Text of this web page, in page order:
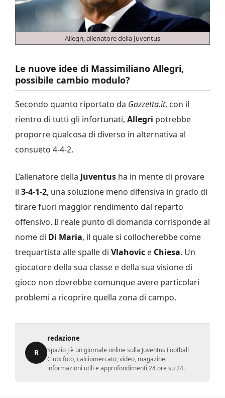
Allegri, allenatore della Juventus
Le nuove idee di Massimiliano Allegri,
possibile cambio modulo?
Secondo quanto riportato da Gazzetta.it, con il
rientro di tutti gli infortunati, Allegri potrebbe
proporre qualcosa di diverso in alternativa al
consueto 4-4-2.
L’allenatore della Juventus ha in mente di provare
il 3-4-1-2, una soluzione meno difensiva in grado di
tirare fuori maggior rendimento dal reparto
offensivo. Il reale punto di domanda corrisponde al
nome di Di Maria, il quale si collocherebbe come
trequartista alle spalle di Vlahovic e Chiesa. Un
giocatore della sua classe e della sua visione di
gioco non dovrebbe comunque avere particolari
problemi a ricoprire quella zona di campo.
R
redazione
Spazio J è un giornale online sulla Juventus Football
Club: foto, calciomercato, video, magazine,
informazioni utili e approfondimenti 24 ore su 24.